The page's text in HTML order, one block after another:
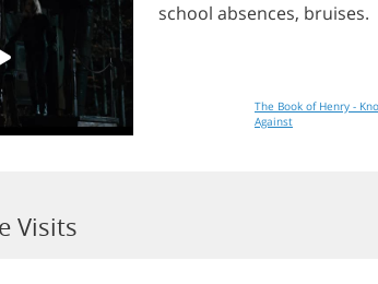
school absences, bruises.
The Book of Henry - Know Who You're Up
Against
Visits